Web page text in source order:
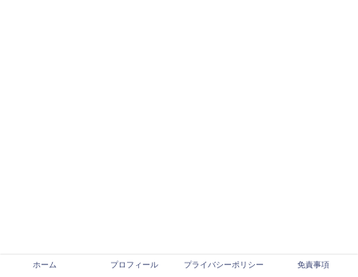
ホーム プロフィール プライバシーポリシー 免責事項